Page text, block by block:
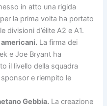
in atto una rigida
la prima volta ha portato
divisioni d’élite A2 e A1.
americani. La firma dei
e Joe Bryant ha
il livello della squadra
e riempito le
Gebbia. La creazione